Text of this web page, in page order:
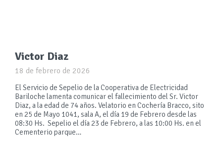
Victor Diaz
18 de febrero de 2026
El Servicio de Sepelio de la Cooperativa de Electricidad
Bariloche lamenta comunicar el fallecimiento del Sr. Victor
Diaz, a la edad de 74 años. Velatorio en Cochería Bracco, sito
en 25 de Mayo 1041, sala A, el día 19 de Febrero desde las
08:30 Hs. Sepelio el día 23 de Febrero, a las 10:00 Hs. en el
Cementerio parque…